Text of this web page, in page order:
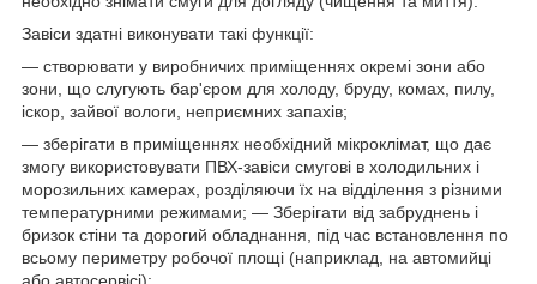
Завіси здатні виконувати такі функції:
— створювати у виробничих приміщеннях окремі зони або
зони, що слугують бар'єром для холоду, бруду, комах, пилу,
іскор, зайвої вологи, неприємних запахів;
— зберігати в приміщеннях необхідний мікроклімат, що дає
змогу використовувати ПВХ-завіси смугові в холодильних і
морозильних камерах, розділяючи їх на відділення з різними
температурними режимами; — Зберігати від забруднень і
бризок стіни та дорогий обладнання, під час встановлення по
всьому периметру робочої площі (наприклад, на автомийці